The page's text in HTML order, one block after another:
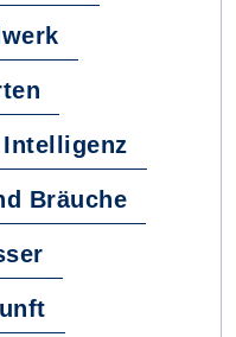
Bräuche